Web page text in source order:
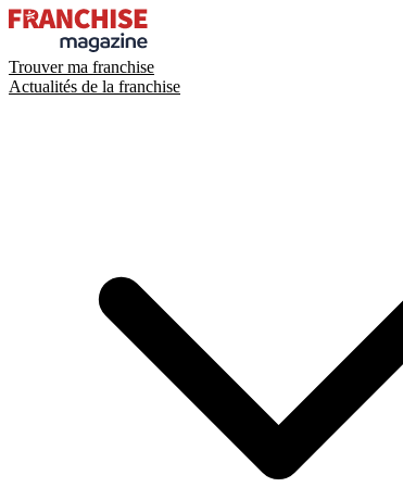
Trouver ma franchise
Actualités de la franchise